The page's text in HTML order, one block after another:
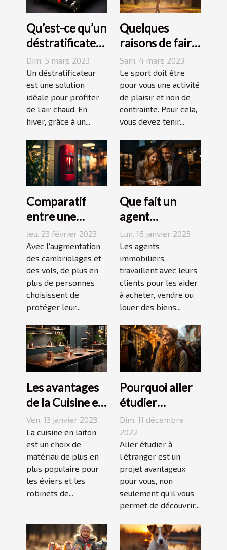
Qu’est-ce qu’un
déstratificateur
?
Dim. 5 mars 2023
Un déstratificateur
est une solution
idéale pour profiter
de l’air chaud. En
hiver, grâce à un...
Quelques
raisons de faire
du sport
Sam. 4 mars 2023
Le sport doit être
pour vous une activité
de plaisir et non de
contrainte. Pour cela,
vous devez tenir...
Comparatif
entre une
agence sécurité
et un système
d’alarme
Jeu. 23 février 2023
Avec l’augmentation
des cambriolages et
des vols, de plus en
plus de personnes
choisissent de
protéger leur...
Que fait un
agent
immobilier ?
Lun. 16 janvier 2023
Les agents
immobiliers
travaillent avec leurs
clients pour les aider
à acheter, vendre ou
louer des biens...
Les avantages
de la Cuisine en
Laiton
Ven. 13 janvier 2023
La cuisine en laiton
est un choix de
matériau de plus en
plus populaire pour
les éviers et les
robinets de...
Pourquoi aller
étudier
l’étranger ?
Dim. 11 décembre
2022
Aller étudier à
l’étranger est un
projet avantageux
pour vous, non
seulement qu’il vous
permet de découvrir...